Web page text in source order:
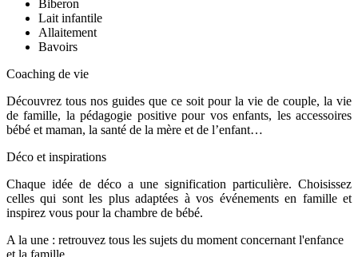
Biberon
Lait infantile
Allaitement
Bavoirs
Coaching de vie
Découvrez tous nos guides que ce soit pour la vie de couple, la vie
de famille, la pédagogie positive pour vos enfants, les accessoires
bébé et maman, la santé de la mère et de l’enfant…
Déco et inspirations
Chaque idée de déco a une signification particulière. Choisissez
celles qui sont les plus adaptées à vos événements en famille et
inspirez vous pour la chambre de bébé.
A la une : retrouvez tous les sujets du moment concernant l'enfance
et la famille.